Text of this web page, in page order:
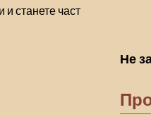
и станете част
Не